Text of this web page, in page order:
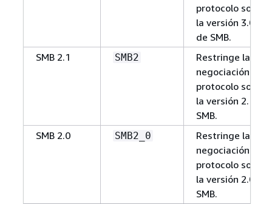
protocolo solo a
la versión 3.0.2
de SMB.
SMB 2.1
SMB2
Restringe la
negociación del
protocolo solo a
la versión 2.1 de
SMB.
SMB 2.0
SMB2_0
Restringe la
negociación del
protocolo solo a
la versión 2.0 de
SMB.